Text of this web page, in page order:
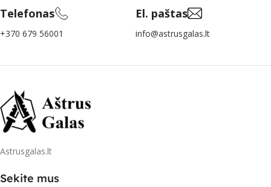
Telefonas
+370 679 56001
El. paštas
info@astrusgalas.lt
Astrusgalas.lt
Sekite mus